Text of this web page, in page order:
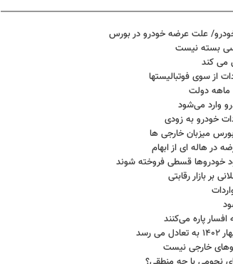
علت عرضه خودرو در بورس
بسته نیست
می کند
از سوی فوتبالیستها
خودرو به زودی
میزبان خارجی ها
در هاله ای از ابهام
خودروها قسطی فروخته شوند
بر بازار رقابتی
پاره می‌کنند